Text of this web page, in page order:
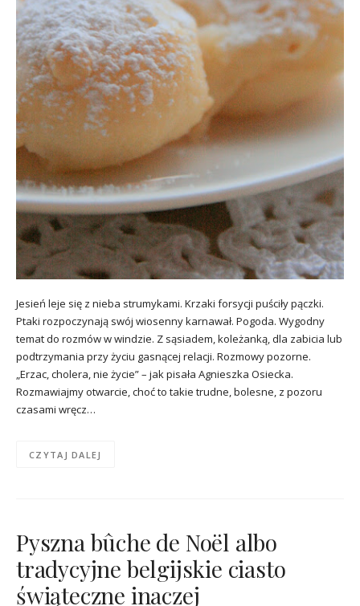
Jesień leje się z nieba strumykami. Krzaki forsycji puściły pączki.
Ptaki rozpoczynają swój wiosenny karnawał. Pogoda. Wygodny
temat do rozmów w windzie. Z sąsiadem, koleżanką, dla zabicia lub
podtrzymania przy życiu gasnącej relacji. Rozmowy pozorne.
„Erzac, cholera, nie życie” – jak pisała Agnieszka Osiecka.
Rozmawiajmy otwarcie, choć to takie trudne, bolesne, z pozoru
czasami wręcz…
CZYTAJ DALEJ
Pyszna bûche de Noël albo
tradycyjne belgijskie ciasto
świąteczne inaczej